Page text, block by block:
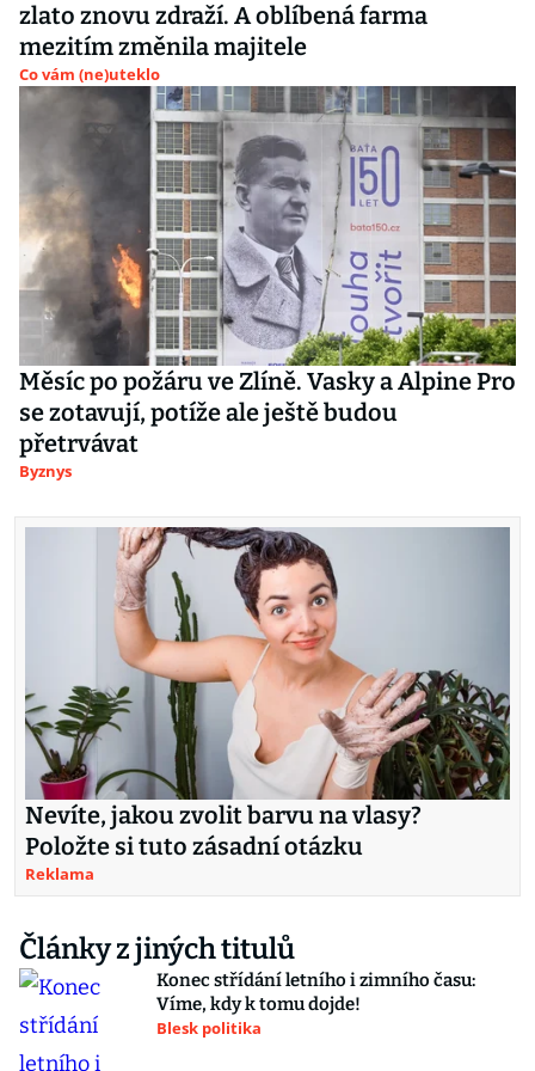
zlato znovu zdraží. A oblíbená farma
mezitím změnila majitele
Co vám (ne)uteklo
Měsíc po požáru ve Zlíně. Vasky a Alpine Pro
se zotavují, potíže ale ještě budou
přetrvávat
Byznys
Nevíte, jakou zvolit barvu na vlasy?
Položte si tuto zásadní otázku
Reklama
Články z jiných titulů
Konec střídání letního i zimního času:
Víme, kdy k tomu dojde!
Blesk politika